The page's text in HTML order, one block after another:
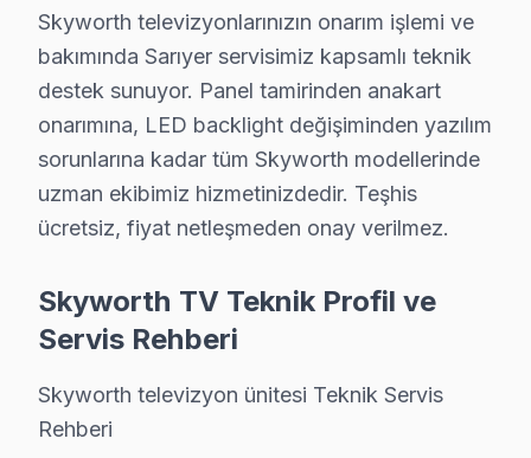
Pınar, Poligon, Ptt Evleri, Reşitpaşa, Rumelifeneri,
Sarıyer Skyworth TV Montaj ve Kurulum –
Skyworth televizyonunuz için Sarıyer'da
Kurulum hizmetlerimiz kapsamında:
• Sarıyer'de tek veya çift ekran kurulumu (ev/ofis)
• Sarıyer'de ses sistemi entegrasyonu (soundbar, ev
• Sarıyer servisimizde uydu/kablo alıcısı bağlantısı ve
Sarıyer'da aynı gün TV kurulum randevusu için bizi
Skyworth televizyonlarınızın onarım işlemi ve
bakımında Sarıyer servisimiz kapsamlı teknik
destek sunuyor. Panel tamirinden anakart
onarımına, LED backlight değişiminden yazılım
sorunlarına kadar tüm Skyworth modellerinde
uzman ekibimiz hizmetinizdedir. Teşhis
ücretsiz, fiyat netleşmeden onay verilmez.
Skyworth TV Teknik Profil ve
Servis Rehberi
Skyworth televizyon ünitesi Teknik Servis
Rehberi